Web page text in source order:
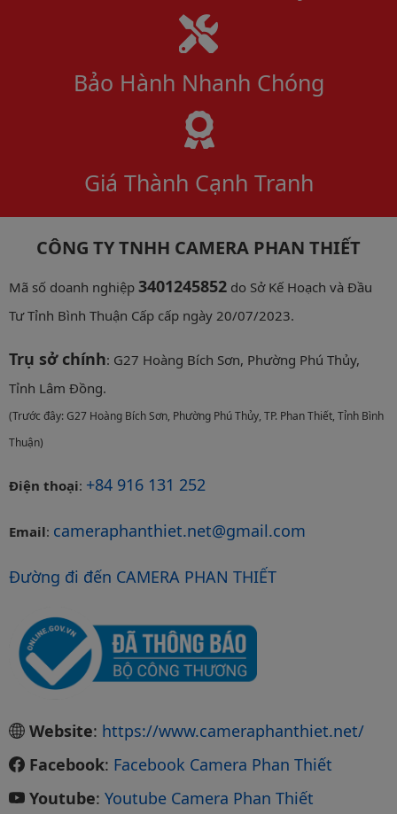
Bảo Hành Nhanh Chóng
Giá Thành Cạnh Tranh
CÔNG TY TNHH CAMERA PHAN THIẾT
Mã số doanh nghiệp 3401245852 do Sở Kế Hoạch và Đầu
Tư Tỉnh Bình Thuận Cấp cấp ngày 20/07/2023.
Trụ sở chính: G27 Hoàng Bích Sơn, Phường Phú Thủy,
Tỉnh Lâm Đồng.
(Trước đây: G27 Hoàng Bích Sơn, Phường Phú Thủy, TP. Phan Thiết, Tỉnh Bình
Thuận)
Điện thoại: +84 916 131 252
Email: cameraphanthiet.net@gmail.com
Đường đi đến CAMERA PHAN THIẾT
Website: https://www.cameraphanthiet.net/
Facebook: Facebook Camera Phan Thiết
Youtube: Youtube Camera Phan Thiết